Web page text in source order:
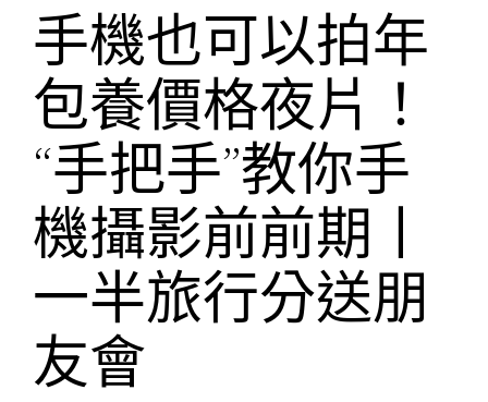
手機也可以拍年
包養價格夜片！
“手把手”教你手
機攝影前前期丨
一半旅行分送朋
友會